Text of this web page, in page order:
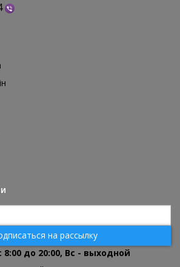
Мішки для стрибків, 4 шт
на рассылку
8:00 до 20:00, Вс - выходной